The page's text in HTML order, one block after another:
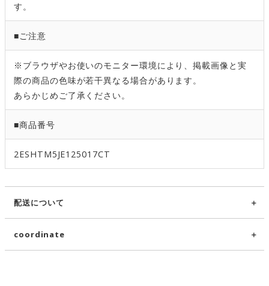
す。
■ご注意
※ブラウザやお使いのモニター環境により、掲載画像と実
際の商品の色味が若干異なる場合があります。
あらかじめご了承ください。
■商品番号
2ESHTM5JE125017CT
配送について
coordinate